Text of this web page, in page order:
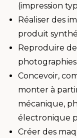
(impression
Réaliser des
produit
Reproduire
photographies
Concevoir,
monter à
mécanique,
électronique
Créer des